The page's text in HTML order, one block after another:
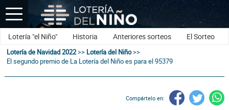
Lotería "el Niño" Historia Anteriores sorteos El Sorteo
Lotería de Navidad 2022>> Lotería del Niño>>
El segundo premio de La Lotería del Niño es para el 95379
Compártelo en: